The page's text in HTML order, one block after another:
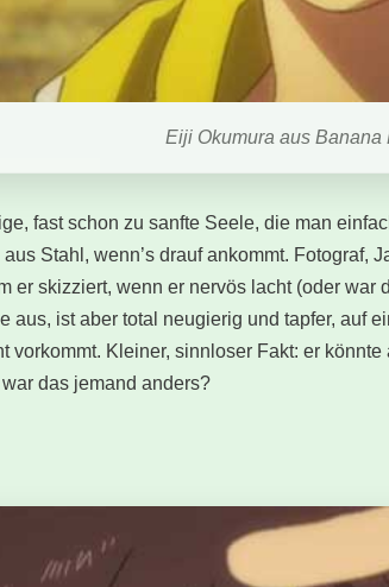
Eiji Okumura aus Banana
fast schon zu sanfte Seele, die man
Stahl, wenn’s drauf ankommt. Fotograf,
er skizziert, wenn er nervös lacht (oder war
aus, ist aber total neugierig und tapfer, auf
vorkommt. Kleiner, sinnloser Fakt: er
das jemand anders?